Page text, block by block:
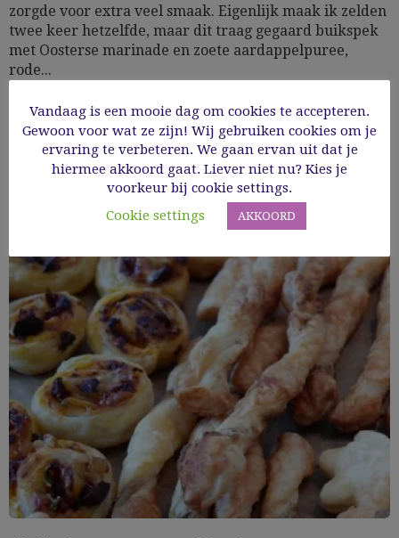
zorgde voor extra veel smaak. Eigenlijk maak ik zelden
twee keer hetzelfde, maar dit traag gegaard buikspek
met Oosterse marinade en zoete aardappelpuree,
rode...
Read More
Vandaag is een mooie dag om cookies te accepteren.
Gewoon voor wat ze zijn! Wij gebruiken cookies om je
ervaring te verbeteren. We gaan ervan uit dat je
hiermee akkoord gaat. Liever niet nu? Kies je
voorkeur bij cookie settings.
Cookie settings
AKKOORD